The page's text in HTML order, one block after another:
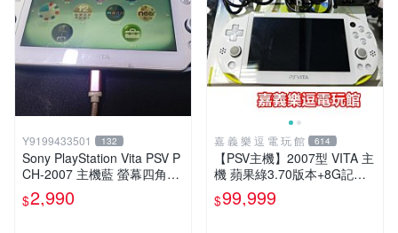
Y9199433501 132
Sony PlayStation Vita PSV P
CH-2007 主機藍 螢幕四角略
暗 可安裝遊戲 系統3.74書
$2,990
嘉 義 樂 逗 電 玩 館 614
【PSV主機】2007型 VITA 主
機 蘋果綠3.70版本+8G記憶
卡+螢幕保護貼【9成新】✪中
古二手✪嘉義樂逗電玩館
$99,999